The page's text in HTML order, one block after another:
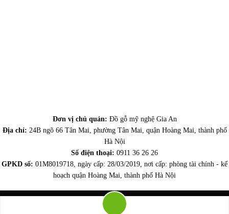
Đơn vị chủ quản: Đồ gỗ mỹ nghệ Gia An
Địa chỉ: 24B ngõ 66 Tân Mai, phường Tân Mai, quận Hoàng Mai, thành phố
Hà Nội
Số điện thoại: 0911 36 26 26
GPKD số: 01M8019718, ngày cấp: 28/03/2019, nơi cấp: phòng tài chính - kế
hoạch quận Hoàng Mai, thành phố Hà Nội
dogogiaan.com